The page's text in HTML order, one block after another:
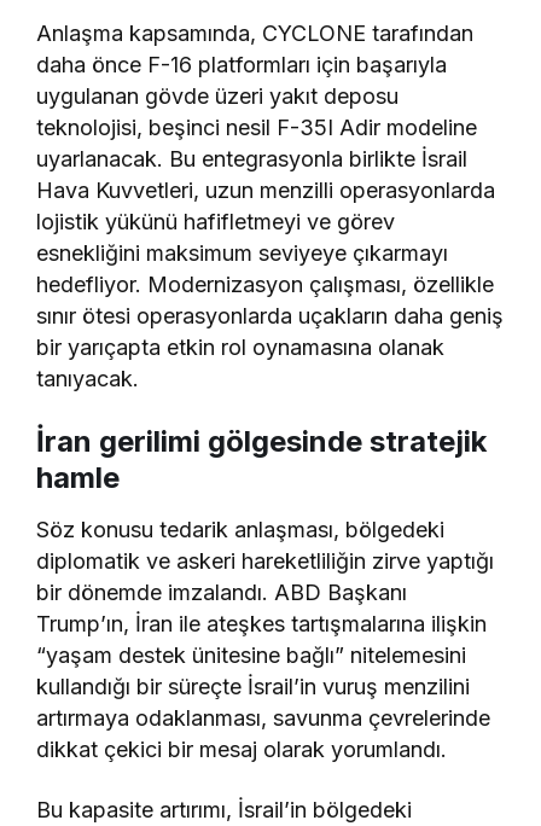
Anlaşma kapsamında, CYCLONE tarafından
daha önce F-16 platformları için başarıyla
uygulanan gövde üzeri yakıt deposu
teknolojisi, beşinci nesil F-35I Adir modeline
uyarlanacak. Bu entegrasyonla birlikte İsrail
Hava Kuvvetleri, uzun menzilli operasyonlarda
lojistik yükünü hafifletmeyi ve görev
esnekliğini maksimum seviyeye çıkarmayı
hedefliyor. Modernizasyon çalışması, özellikle
sınır ötesi operasyonlarda uçakların daha geniş
bir yarıçapta etkin rol oynamasına olanak
tanıyacak.
İran gerilimi gölgesinde stratejik
hamle
Söz konusu tedarik anlaşması, bölgedeki
diplomatik ve askeri hareketliliğin zirve yaptığı
bir dönemde imzalandı. ABD Başkanı
Trump’ın, İran ile ateşkes tartışmalarına ilişkin
“yaşam destek ünitesine bağlı” nitelemesini
kullandığı bir süreçte İsrail’in vuruş menzilini
artırmaya odaklanması, savunma çevrelerinde
dikkat çekici bir mesaj olarak yorumlandı.
Bu kapasite artırımı, İsrail’in bölgedeki